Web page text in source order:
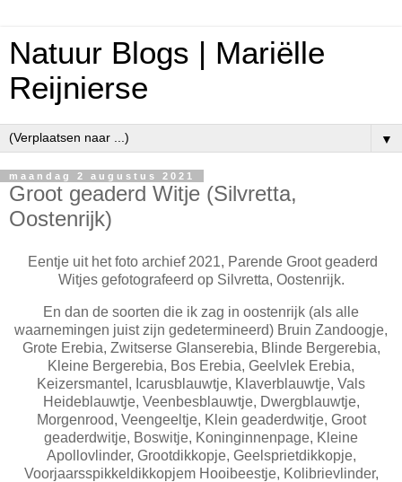
Natuur Blogs | Mariëlle
Reijnierse
▼
maandag 2 augustus 2021
Groot geaderd Witje (Silvretta,
Oostenrijk)
Eentje uit het foto archief 2021, Parende Groot geaderd
Witjes gefotografeerd op Silvretta, Oostenrijk.
En dan de soorten die ik zag in oostenrijk (als alle
waarnemingen juist zijn gedetermineerd) Bruin Zandoogje,
Grote Erebia, Zwitserse Glanserebia, Blinde Bergerebia,
Kleine Bergerebia, Bos Erebia, Geelvlek Erebia,
Keizersmantel, Icarusblauwtje, Klaverblauwtje, Vals
Heideblauwtje, Veenbesblauwtje, Dwergblauwtje,
Morgenrood, Veengeeltje, Klein geaderdwitje, Groot
geaderdwitje, Boswitje, Koninginnenpage, Kleine
Apollovlinder, Grootdikkopje, Geelsprietdikkopje,
Voorjaarsspikkeldikkopjem Hooibeestje, Kolibrievlinder,